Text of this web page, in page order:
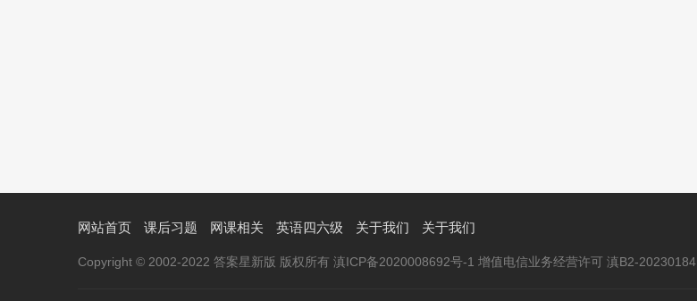
网站首页 课后习题 网课相关 英语四六级 关于我们 关于我们
Copyright © 2002-2022 答案星新版 版权所有 滇ICP备2020008692号-1 增值电信业务经营许可 滇B2-20230184